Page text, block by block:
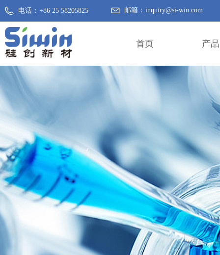
首页 产品
电话： +86 25 58205825 邮箱： inquiry@si-win.com